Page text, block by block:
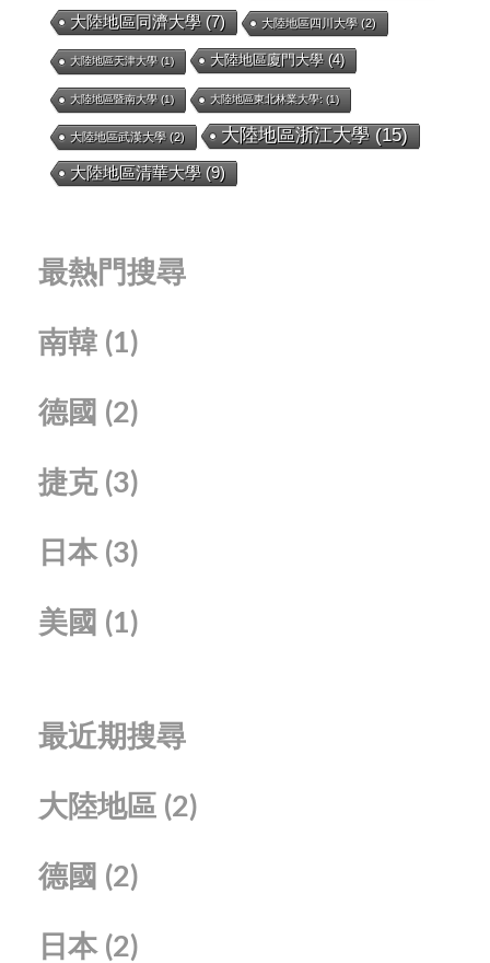
大陸地區同濟大學(7) 大陸地區四川大學(2)
大陸地區天津大學(1) 大陸地區廈門大學(4)
大陸地區暨南大學(1) 大陸地區東北林業大學: (1)
大陸地區武漢大學(2) 大陸地區浙江大學 (15)
大陸地區清華大學(9)
最熱門搜尋
南韓 (1)
德國 (2)
捷克 (3)
日本 (3)
美國 (1)
最近期搜尋
大陸地區 (2)
德國 (2)
日本 (2)